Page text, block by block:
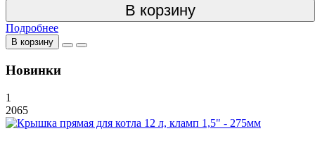
В корзину
Подробнее
В корзину
Новинки
1
2065